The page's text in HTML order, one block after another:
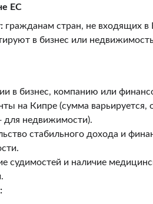
ЕС
гражданам стран, не входящих
в бизнес или
в бизнес, компанию или
на Кипре (сумма варьируется,
для недвижимости).
стабильного дохода и
судимостей и наличие